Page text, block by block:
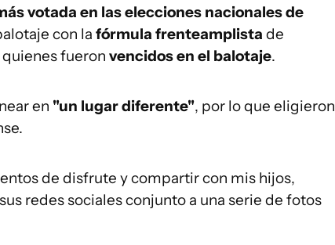
votada en las elecciones nacionales de
con la fórmula frenteamplista de
quienes fueron vencidos en el balotaje.
en "un lugar diferente", por lo que eligieron
de disfrute y compartir con mis hijos,
redes sociales conjunto a una serie de fotos